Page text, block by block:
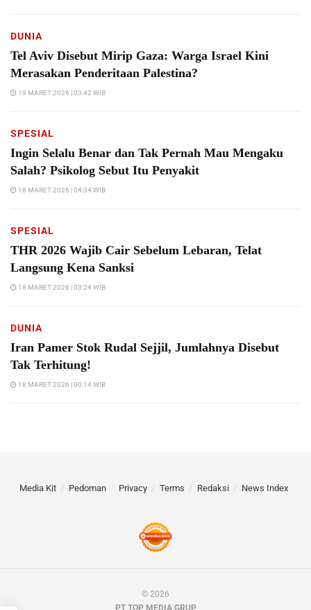
DUNIA
Tel Aviv Disebut Mirip Gaza: Warga Israel Kini
Merasakan Penderitaan Palestina?
19 MARET 2026 | 03:42 WIB
SPESIAL
Ingin Selalu Benar dan Tak Pernah Mau Mengaku
Salah? Psikolog Sebut Itu Penyakit
18 MARET 2026 | 04:34 WIB
SPESIAL
THR 2026 Wajib Cair Sebelum Lebaran, Telat
Langsung Kena Sanksi
18 MARET 2026 | 03:24 WIB
DUNIA
Iran Pamer Stok Rudal Sejjil, Jumlahnya Disebut
Tak Terhitung!
18 MARET 2026 | 00:14 WIB
Media Kit Pedoman Privacy Terms Redaksi News Index
© 2026
PT TOP MEDIA GRUP